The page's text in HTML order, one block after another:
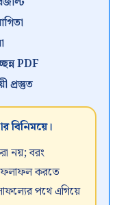
PDF
প্রস্তুত
বিনিময়ে।
নয়; বরং
ফলাফল করতে
পথে এগিয়ে